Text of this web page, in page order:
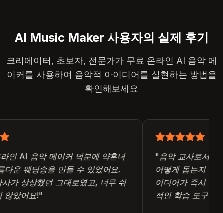
AI Music Maker 사용자의 실제 후기
크리에이터, 초보자, 전문가가 무료 온라인 AI 음악 메
이커를 사용하여 음악적 아이디어를 실현하는 방법을
확인해보세요
AI 음악 메이커 덕분에 약혼녀
운 웨딩송을 만들 수 있었어요.
가 상상했던 그대로였고, 너무 쉬
았어요!"
음악 교사로서 이
어떻게 돕는지 놀랍
이디어가 즉시 실
적인 학습 도구입니